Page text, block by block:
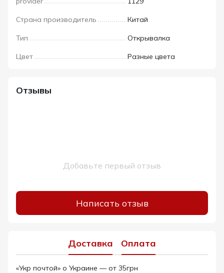
Страна производитель Китай
Тип Открывалка
Цвет Разные цвета
Отзывы
Добавьте первый отзыв
Написать отзыв
Доставка Оплата
«Укр почтой» о Украине — от 35грн